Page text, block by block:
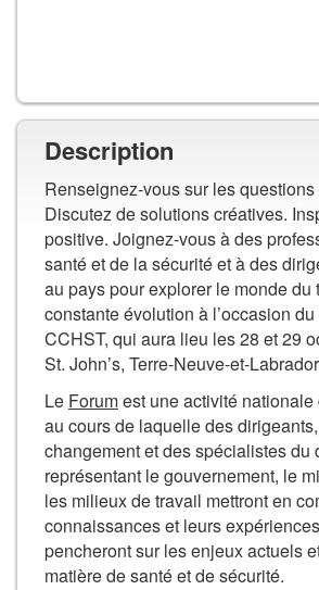
Description
Renseignez-vous sur les
Discutez de solutions créatives.
positive. Joignez-vous à des
santé et de la sécurité et à des
au pays pour explorer le monde du
constante évolution à l’occasion
CCHST, qui aura lieu les 28 et 29
St. John’s, Terre-Neuve-et-
Le Forumest une activité
au cours de laquelle des
changement et des spécialistes du
représentant le gouvernement, le
les milieux de travail mettront en
connaissances et leurs
pencheront sur les enjeux actuels
matière de santé et de sécurité.